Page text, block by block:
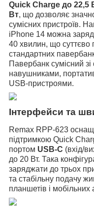
Quick Charge до 22,5
Вт, що дозволяє
сумісних пристроїв.
iPhone 14 можна
40 хвилин, що суттєво
стандартних
Павербанк сумісний
навушниками,
USB-пристроями.
Інтерфейси та
Remax RPP-623
підтримкою Quick
портом USB-C (вхід/
до 20 Вт. Така
заряджати до трьох
та стабільну подачу
планшетів і мобільних